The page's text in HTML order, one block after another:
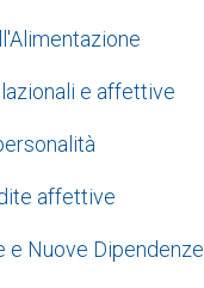
e affettive
affettive
e Nuove Dipendenze